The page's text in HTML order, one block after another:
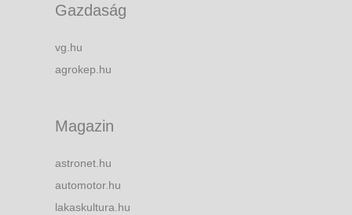
Gazdaság
vg.hu
agrokep.hu
Magazin
astronet.hu
automotor.hu
lakaskultura.hu